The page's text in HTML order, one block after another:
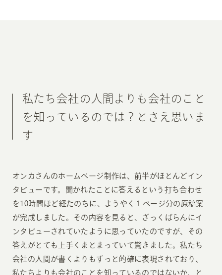
私たち会社の人間よりも会社のこと
を知っているのでは？とさえ思いま
す
オンカさんのホームページ制作は、前半がほとんどイン
タビューです。聞かれたことに答えるという打ち合わせ
を10時間ほど経たのちに、ようやく１ページ分の原稿案
が完成しました。その内容を見ると、ざっくばらんにイ
ンタビューされていたように思っていたのですが、その
答えがとても上手くまとまっていて驚きました。私たち
会社の人間が書くよりもずっと的確に表現されており、
私たちよりも会社のことを知っているのではないか、と